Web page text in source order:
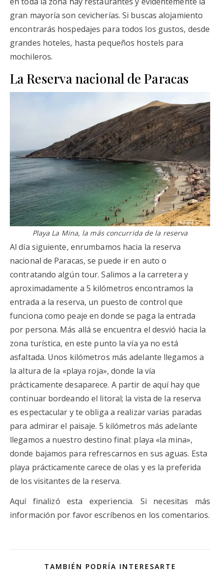
gran mayoría son cevicherías. Si buscas alojamiento
encontrarás hospedajes para todos los gustos, desde
grandes hoteles, hasta pequeños hostels para
mochileros.
La Reserva nacional de Paracas
Playa La Mina, la más concurrida de la reserva
Al día siguiente, enrumbamos hacia la reserva
nacional de Paracas, se puede ir en auto o
contratando algún tour. Salimos a la carretera y
aproximadamente a 5 kilómetros encontramos la
entrada a la reserva, un puesto de control que
funciona como peaje en donde se paga la entrada
por persona. Más allá se encuentra el desvió hacia la
zona turística, en este punto la vía ya no está
asfaltada. Unos kilómetros más adelante llegamos a
la altura de la «playa roja», donde la vía
prácticamente desaparece. A partir de aquí hay que
continuar bordeando el litoral; la vista de la reserva
es espectacular y te obliga a realizar varias paradas
para admirar el paisaje. 5 kilómetros más adelante
llegamos a nuestro destino final: playa «la mina»,
donde bajamos para refrescarnos en sus aguas. Esta
playa prácticamente carece de olas y es la preferida
de los visitantes de la reserva.
Aquí finalizó esta experiencia. Si necesitas más
información por favor escríbenos en los comentarios.
TAMBIÉN PODRÍA INTERESARTE